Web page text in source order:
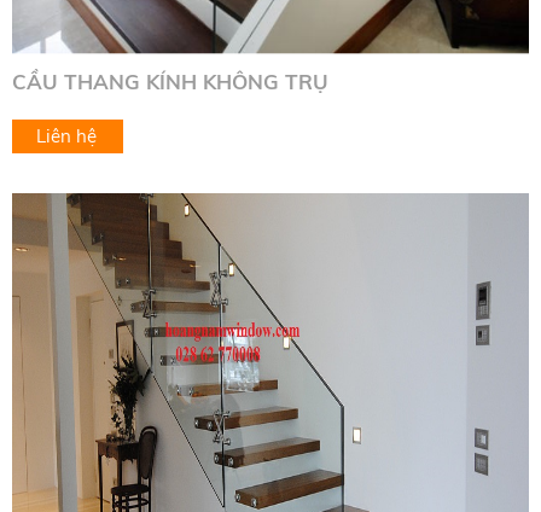
CẦU THANG KÍNH KHÔNG TRỤ
Liên hệ